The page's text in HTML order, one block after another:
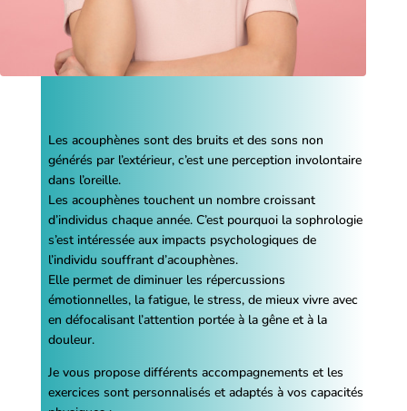
Les acouphènes sont des bruits et des sons non
générés par l’extérieur, c’est une perception involontaire
dans l’oreille.
Les acouphènes touchent un nombre croissant
d’individus chaque année. C’est pourquoi la sophrologie
s’est intéressée aux impacts psychologiques de
l’individu souffrant d’acouphènes.
Elle permet de diminuer les répercussions
émotionnelles, la fatigue, le stress, de mieux vivre avec
en défocalisant l’attention portée à la gêne et à la
douleur.
Je vous propose différents accompagnements et les
exercices sont personnalisés et adaptés à vos capacités